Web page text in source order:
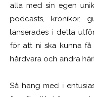
alla med sin egen
podcasts, krönikor,
lanserades i detta
för att ni ska kunna få
hårdvara och andra
Så häng med i